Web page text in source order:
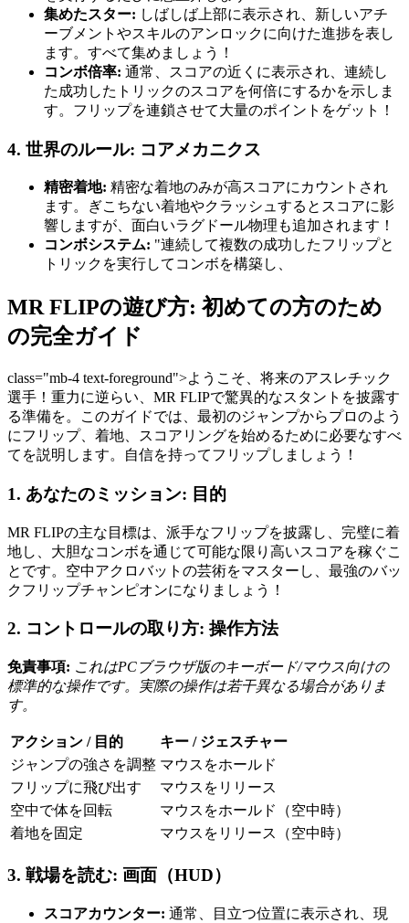
集めたスター: しばしば上部に表示され、新しいアチ
ーブメントやスキルのアンロックに向けた進捗を表し
ます。すべて集めましょう！
コンボ倍率: 通常、スコアの近くに表示され、連続し
た成功したトリックのスコアを何倍にするかを示しま
す。フリップを連鎖させて大量のポイントをゲット！
4. 世界のルール: コアメカニクス
精密着地: 精密な着地のみが高スコアにカウントされ
ます。ぎこちない着地やクラッシュするとスコアに影
響しますが、面白いラグドール物理も追加されます！
コンボシステム: "連続して複数の成功したフリップと
トリックを実行してコンボを構築し、
MR FLIPの遊び方: 初めての方のため
の完全ガイド
class="mb-4 text-foreground">ようこそ、将来のアスレチック
選手！重力に逆らい、MR FLIPで驚異的なスタントを披露す
る準備を。このガイドでは、最初のジャンプからプロのよう
にフリップ、着地、スコアリングを始めるために必要なすべ
てを説明します。自信を持ってフリップしましょう！
1. あなたのミッション: 目的
MR FLIPの主な目標は、派手なフリップを披露し、完璧に着
地し、大胆なコンボを通じて可能な限り高いスコアを稼ぐこ
とです。空中アクロバットの芸術をマスターし、最強のバッ
クフリップチャンピオンになりましょう！
2. コントロールの取り方: 操作方法
免責事項: これはPCブラウザ版のキーボード/マウス向けの
標準的な操作です。実際の操作は若干異なる場合がありま
す。
アクション / 目的
キー / ジェスチャー
ジャンプの強さを調整 マウスをホールド
フリップに飛び出す
マウスをリリース
空中で体を回転
マウスをホールド（空中時）
着地を固定
マウスをリリース（空中時）
3. 戦場を読む: 画面（HUD）
スコアカウンター: 通常、目立つ位置に表示され、現